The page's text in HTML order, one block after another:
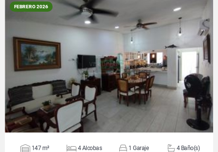
FEBRERO 2026
VER DETALLES
147 m² 4 Alcobas 1 Garaje 4 Baño(s)